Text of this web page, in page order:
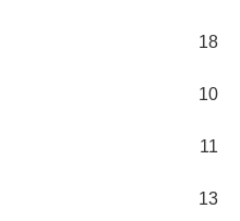
18
10
11
13